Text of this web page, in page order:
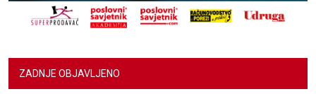
ZADNJE OBJAVLJENO